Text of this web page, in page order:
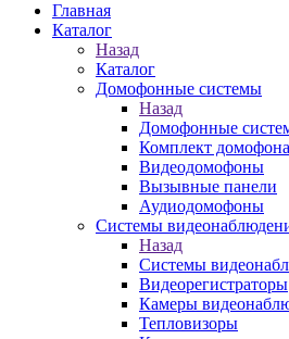
Главная
Каталог
Назад
Каталог
Домофонные системы
Назад
Домофонные
Комплект домофона
Видеодомофоны
Вызывные панели
Аудиодомофоны
Системы
Назад
Системы
Видеорегистраторы
Камеры
Тепловизоры